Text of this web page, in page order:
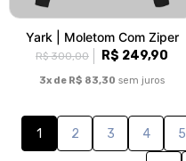
Yark | Moletom Com Ziper
R$ 300,00 R$ 249,90
3x de R$ 83,30 sem juros
1 2 3 4 5